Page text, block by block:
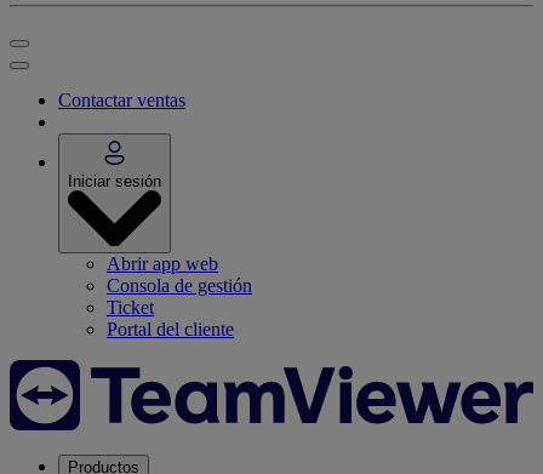
Contactar ventas
Iniciar sesión
Abrir app web
Consola de gestión
Ticket
Portal del cliente
Productos